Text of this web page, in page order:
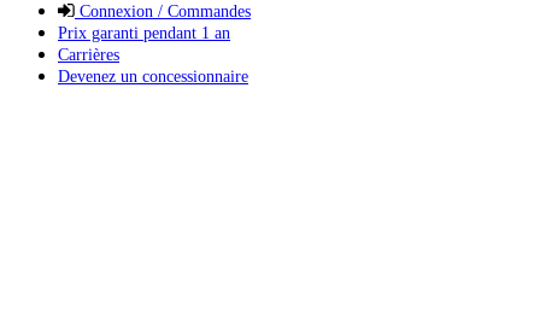
Connexion / Commandes
Prix garanti pendant 1 an
Carrières
Devenez un concessionnaire